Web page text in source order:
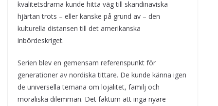
kvalitetsdrama kunde hitta väg till skandinaviska
hjärtan trots – eller kanske på grund av – den
kulturella distansen till det amerikanska
inbördeskriget.
Serien blev en gemensam referenspunkt för
generationer av nordiska tittare. De kunde känna igen
de universella temana om lojalitet, familj och
moraliska dilemman. Det faktum att inga nyare